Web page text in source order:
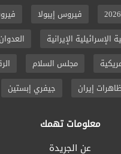
فيروس إيبولا
الإسرائيلية الإيرانية
مجلس السلام
إيران
جيفري إبستين
معلومات تهمك
عن الجريدة